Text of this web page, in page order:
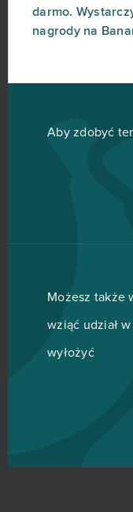
darmo.
nagrody na
Aby zdobyć
Możesz także
wziąć udział
wyłożyć